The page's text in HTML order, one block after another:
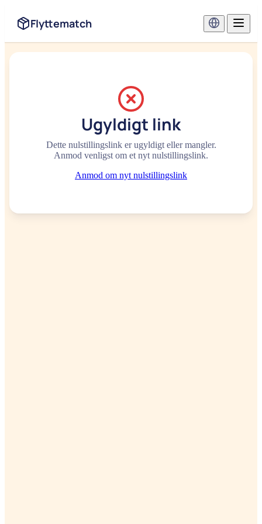
Flyttematch
Ugyldigt link
Dette nulstillingslink er ugyldigt eller mangler.
Anmod venligst om et nyt nulstillingslink.
Anmod om nyt nulstillingslink